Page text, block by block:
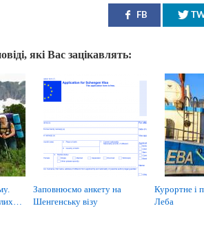
FB
які Вас зацікавлять:
Заповнюємо анкету на
Шенгенську візу
Курортне і
Леба